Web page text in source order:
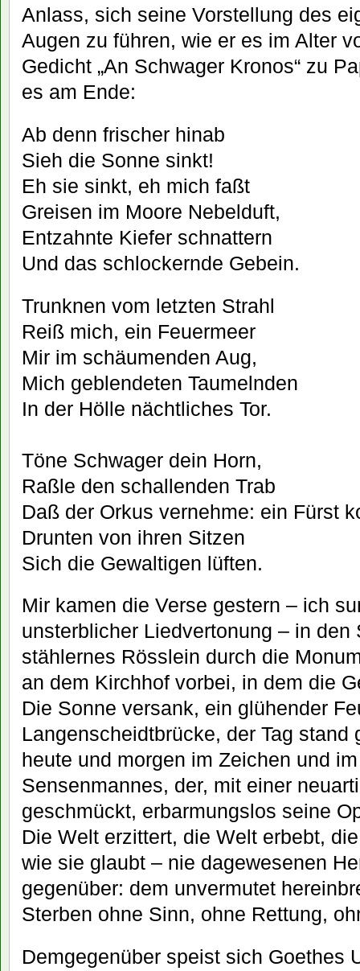
Anlass, sich seine Vorstellung des
Augen zu führen, wie er es im Alter
Gedicht „An Schwager Kronos“ zu
es am Ende:
Ab denn frischer hinab
Sieh die Sonne sinkt!
Eh sie sinkt, eh mich faßt
Greisen im Moore Nebelduft,
Entzahnte Kiefer schnattern
Und das schlockernde Gebein.
Trunknen vom letzten Strahl
Reiß mich, ein Feuermeer
Mir im schäumenden Aug,
Mich geblendeten Taumelnden
In der Hölle nächtliches Tor.
Töne Schwager dein Horn,
Raßle den schallenden Trab
Daß der Orkus vernehme: ein Fürst
Drunten von ihren Sitzen
Sich die Gewaltigen lüften.
Mir kamen die Verse gestern – ich
unsterblicher Liedvertonung – in den
stählernes Rösslein durch die
an dem Kirchhof vorbei, in dem die
Die Sonne versank, ein glühender
Langenscheidtbrücke, der Tag stand
heute und morgen im Zeichen und
Sensenmannes, der, mit einer
geschmückt, erbarmungslos seine
Die Welt erzittert, die Welt erbebt,
wie sie glaubt – nie dagewesenen
gegenüber: dem unvermutet
Sterben ohne Sinn, ohne Rettung,
Demgegenüber speist sich Goethes